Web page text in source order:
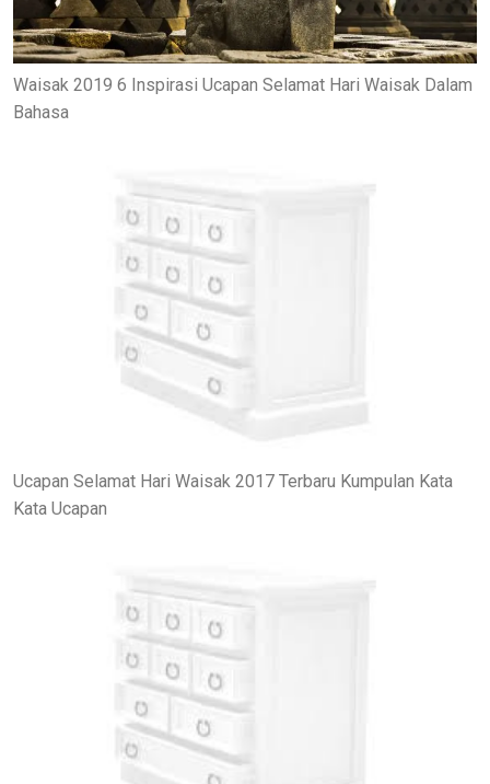
Waisak 2019 6 Inspirasi Ucapan Selamat Hari Waisak Dalam
Bahasa
Ucapan Selamat Hari Waisak 2017 Terbaru Kumpulan Kata
Kata Ucapan